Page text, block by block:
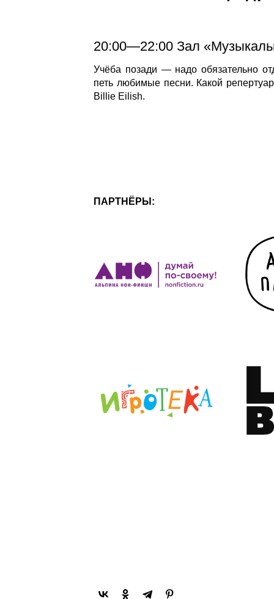
20:00—22:00 Зал
Учёба позади — надо обязательно
петь любимые песни. Какой
Billie Eilish.
ПАРТНЁРЫ: